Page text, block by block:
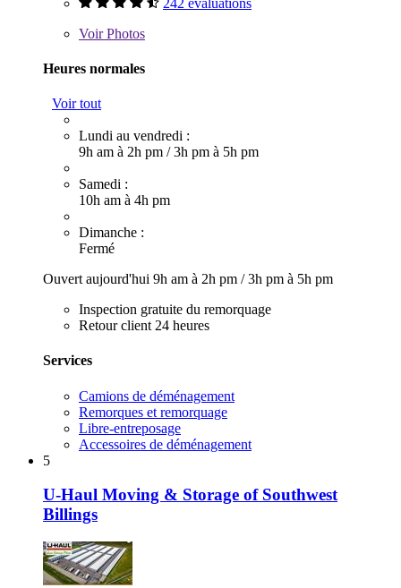
VoirPhotos
Heures normales
Voir tout
Lundi au vendredi :
9h am à 2h pm /3h pm à 5h pm
Samedi :
10h am à 4h pm
Dimanche :
Fermé
Ouvert aujourd'hui 9h am à 2h pm /3h pm à 5h pm
Inspection gratuite du remorquage
Retour client 24 heures
Services
Camions de déménagement
Remorques et remorquage
Libre-entreposage
Accessoires de déménagement
5
U-Haul Moving & Storage of Southwest
Billings